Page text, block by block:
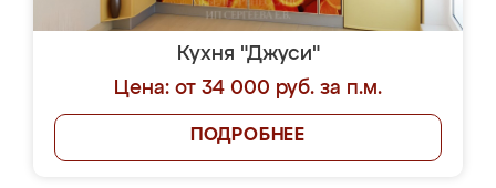
Кухня "Джуси"
Цена: от 34 000 руб. за п.м.
ПОДРОБНЕЕ